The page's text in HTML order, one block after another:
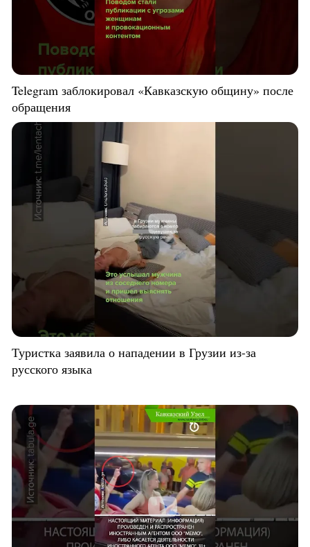
Telegram заблокировал «Кавказскую общину» после
обращения
Туристка заявила о нападении в Грузии из-за
русского языка